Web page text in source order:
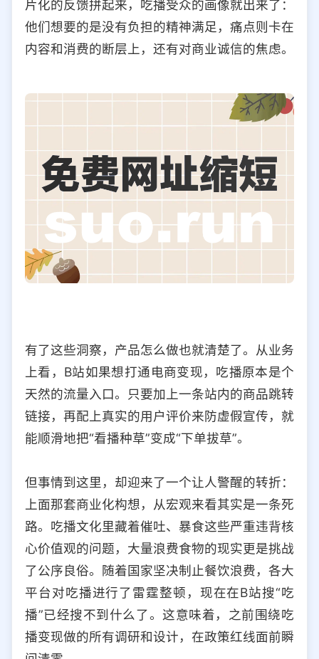
片化的反馈拼起来，吃播受众的画像就出来了：
他们想要的是没有负担的精神满足，痛点则卡在
内容和消费的断层上，还有对商业诚信的焦虑。
有了这些洞察，产品怎么做也就清楚了。从业务
上看，B站如果想打通电商变现，吃播原本是个
天然的流量入口。只要加上一条站内的商品跳转
链接，再配上真实的用户评价来防虚假宣传，就
能顺滑地把“看播种草”变成“下单拔草”。
但事情到这里，却迎来了一个让人警醒的转折：
上面那套商业化构想，从宏观来看其实是一条死
路。吃播文化里藏着催吐、暴食这些严重违背核
心价值观的问题，大量浪费食物的现实更是挑战
了公序良俗。随着国家坚决制止餐饮浪费，各大
平台对吃播进行了雷霆整顿，现在在B站搜“吃
播”已经搜不到什么了。这意味着，之前围绕吃
播变现做的所有调研和设计，在政策红线面前瞬